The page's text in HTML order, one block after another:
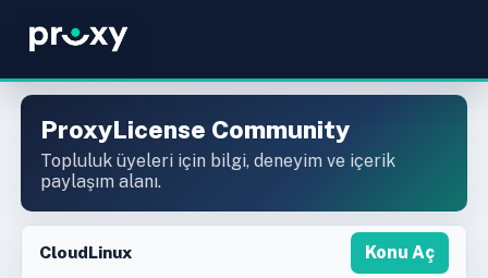
ProxyLicense Community
Topluluk üyeleri için bilgi, deneyim ve içerik
paylaşım alanı.
CloudLinux Konu Aç